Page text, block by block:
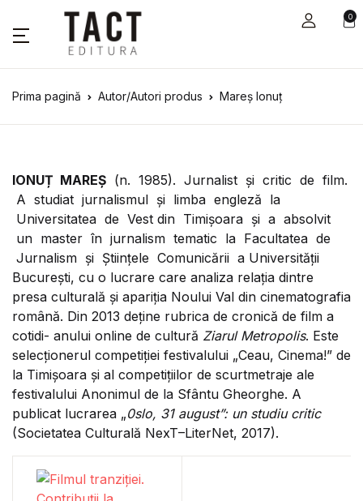
0
Prima pagină Autor/Autori produs Mareș Ionuț
IONUȚ MAREȘ (n. 1985). Jurnalist şi critic de film.
A studiat jurnalismul şi limba engleză la
Universitatea de Vest din Timişoara şi a absolvit
un master în jurnalism tematic la Facultatea de
Jurnalism şi Ştiinţele Comunicării a Universităţii
Bucureşti, cu o lucrare care analiza relaţia dintre
presa culturală şi apariţia Noului Val din cinematografia
română. Din 2013 deţine rubrica de cronică de film a
cotidi- anului online de cultură Ziarul Metropolis. Este
selecționerul competiţiei festivalului „Ceau, Cinema!” de
la Timişoara şi al competițiilor de scurtmetraje ale
festivalului Anonimul de la Sfântu Gheorghe. A
publicat lucrarea „0slo, 31 august”: un studiu critic
(Societatea Culturală NexT–LiterNet, 2017).